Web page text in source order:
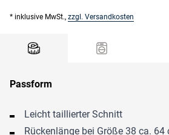
* inklusive MwSt., zzgl. Versandkosten
Passform
Leicht taillierter Schnitt
Rückenlänge bei Größe 38 ca. 64